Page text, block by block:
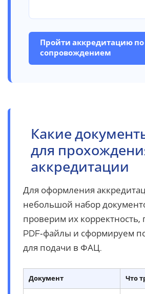
Пройти аккредитацию
сопровождением
Какие
для
аккредитации
Для оформления
небольшой набор
проверим их корректность,
PDF‑файлы и сформируем
для подачи в ФАЦ.
Документ Что